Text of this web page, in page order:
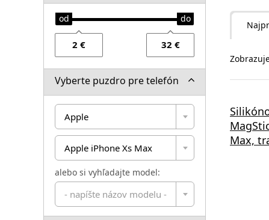
Vyberte puzdro pre telefón
Apple
Apple iPhone Xs Max
alebo si vyhľadajte model:
- napíšte názov modelu -
Max,